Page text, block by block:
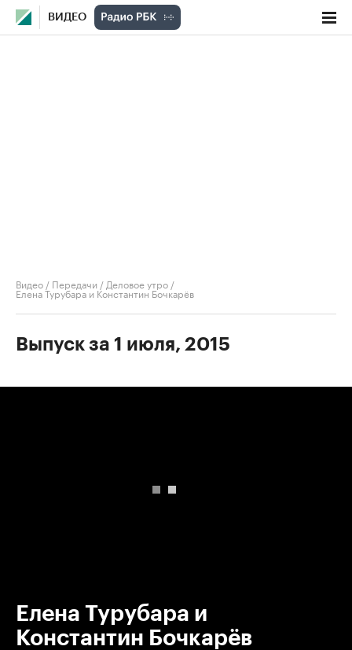
ВИДЕО
Видео / Передачи / Деловое утро /
Елена Турубара и Константин Бочкарёв
Выпуск за 1 июля, 2015
Елена Турубара и
Константин Бочкарёв